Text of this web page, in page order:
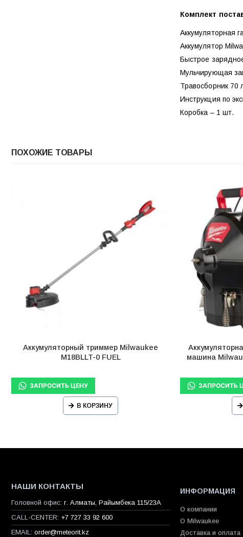
Комплект
Аккумуляторная
Аккумулятор
Быстрое
Мульчирующая
Травосборник 70
Инструкция по
Коробка – 1 шт.
ПОХОЖИЕ ТОВАРЫ
Аккумуляторный триммер Milwaukee
M18BLLT-0 FUEL
В КОРЗИНУ
машина
НАШИ КОНТАКТЫ
Головной офис: г. Алматы, Райымбека 115/23A
CALL-CENTER: +7 727 33 92 600
EMAIL: order@meteorit.kz
ИНФОРМАЦИЯ
О компании
О Milwaukee
Доставка и оплата